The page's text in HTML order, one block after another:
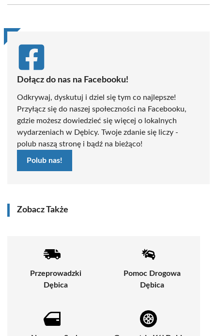
(Twitter)
Dołącz do nas na Facebooku!
Odkrywaj, dyskutuj i dziel się tym co najlepsze!
Przyłącz się do naszej społeczności na Facebooku,
gdzie możesz dowiedzieć się więcej o lokalnych
wydarzeniach w Dębicy. Twoje zdanie się liczy -
polub naszą stronę i bądź na bieżąco!
Polub nas!
Zobacz Także
Przeprowadzki
Dębica
Pomoc Drogowa
Dębica